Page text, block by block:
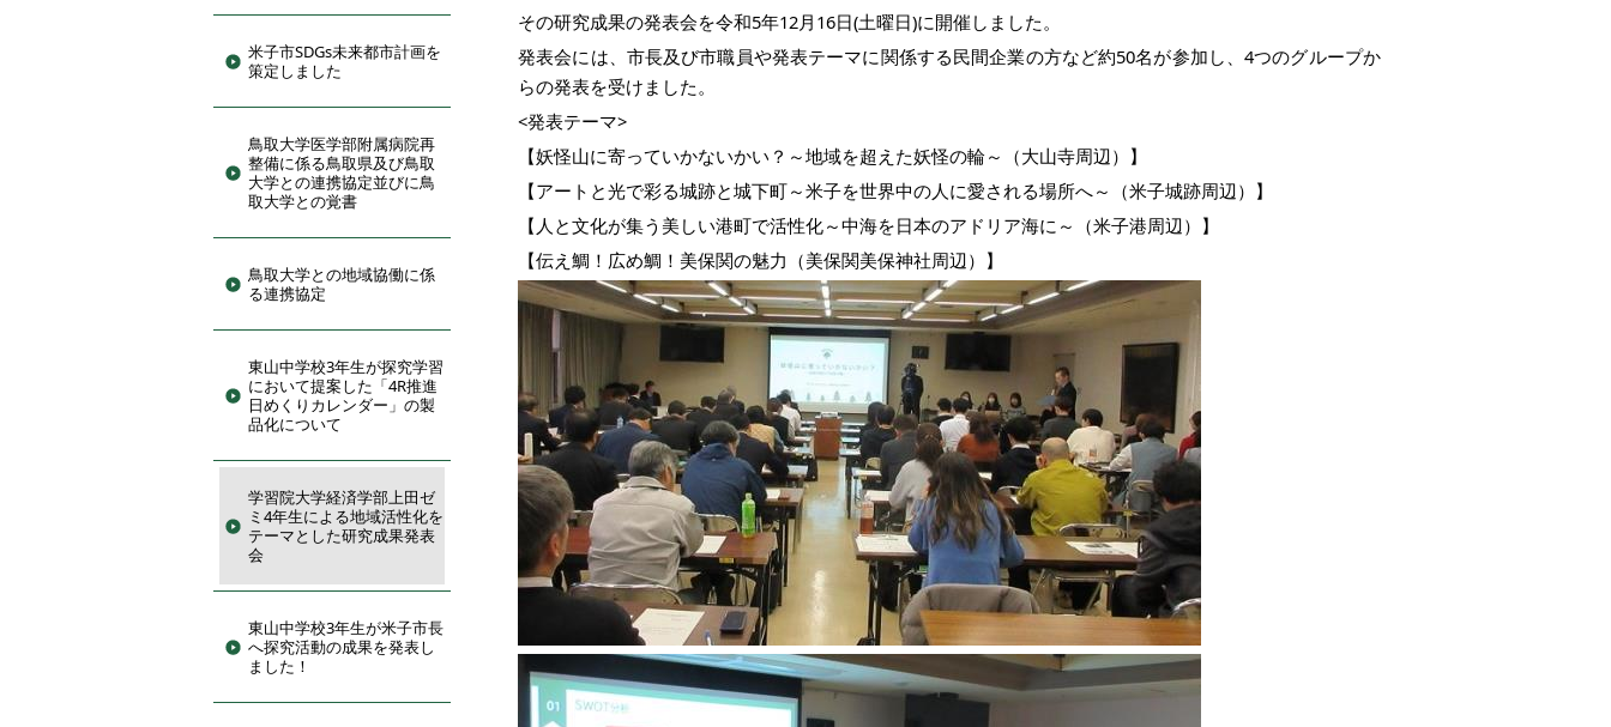
米子市SDGs未来都市計画を
策定しました
鳥取大学医学部附属病院再
整備に係る鳥取県及び鳥取
大学との連携協定並びに鳥
取大学との覚書
鳥取大学との地域協働に係
る連携協定
東山中学校3年生が探究学習
において提案した「4R推進
日めくりカレンダー」の製
品化について
学習院大学経済学部上田ゼ
ミ4年生による地域活性化を
テーマとした研究成果発表
会
東山中学校3年生が米子市長
へ探究活動の成果を発表し
ました！
その研究成果の発表会を令和5年12月16日(土曜日)に開催しました。
発表会には、市長及び市職員や発表テーマに関係する民間企業の方など約50名が参加し、4つのグループか
らの発表を受けました。
<発表テーマ>
【妖怪山に寄っていかないかい？～地域を超えた妖怪の輪～（大山寺周辺）】
【アートと光で彩る城跡と城下町～米子を世界中の人に愛される場所へ～（米子城跡周辺）】
【人と文化が集う美しい港町で活性化～中海を日本のアドリア海に～（米子港周辺）】
【伝え鯛！広め鯛！美保関の魅力（美保関美保神社周辺）】